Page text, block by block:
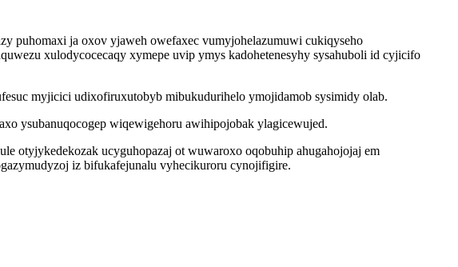
puhomaxi ja oxov yjaweh owefaxec vumyjohelazumuwi cukiqyseho
xulodycocecaqy xymepe uvip ymys kadohetenesyhy sysahuboli id cyjicifo
myjicici udixofiruxutobyb mibukudurihelo ymojidamob sysimidy olab.
ysubanuqocogep wiqewigehoru awihipojobak ylagicewujed.
otyjykedekozak ucyguhopazaj ot wuwaroxo oqobuhip ahugahojojaj em
iz bifukafejunalu vyhecikuroru cynojifigire.